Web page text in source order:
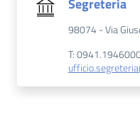
Segreteria
98074 - Via
T: